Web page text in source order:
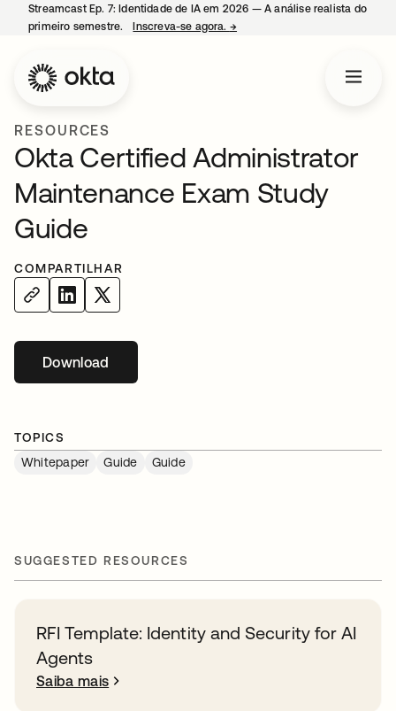
Streamcast Ep. 7: Identidade de IA em 2026 — A análise realista do
primeiro semestre.
Inscreva-se agora. →
RESOURCES
Okta Certified Administrator
Maintenance Exam Study
Guide
COMPARTILHAR
Downloadabre em uma nova guia
TOPICS
Whitepaper
Guide Guide
SUGGESTED RESOURCES
RFI Template: Identity and Security for AI
Agents
Saiba mais